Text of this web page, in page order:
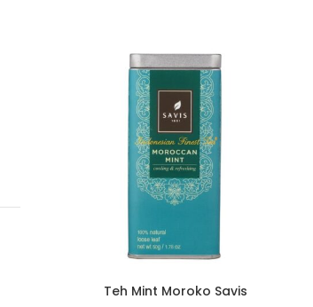
Teh Mint Moroko Savis